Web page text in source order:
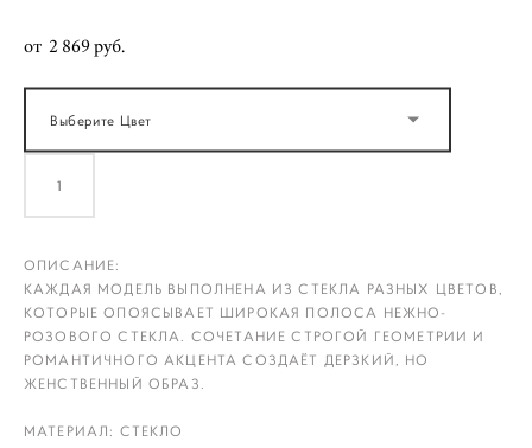
от 2 869 pуб.
Выберите Цвет
ОПИСАНИЕ:
КАЖДАЯ МОДЕЛЬ ВЫПОЛНЕНА ИЗ СТЕКЛА РАЗНЫХ ЦВЕТОВ,
КОТОРЫЕ ОПОЯСЫВАЕТ ШИРОКАЯ ПОЛОСА НЕЖНО-
РОЗОВОГО СТЕКЛА. СОЧЕТАНИЕ СТРОГОЙ ГЕОМЕТРИИ И
РОМАНТИЧНОГО АКЦЕНТА СОЗДАЁТ ДЕРЗКИЙ, НО
ЖЕНСТВЕННЫЙ ОБРАЗ.
МАТЕРИАЛ: СТЕКЛО